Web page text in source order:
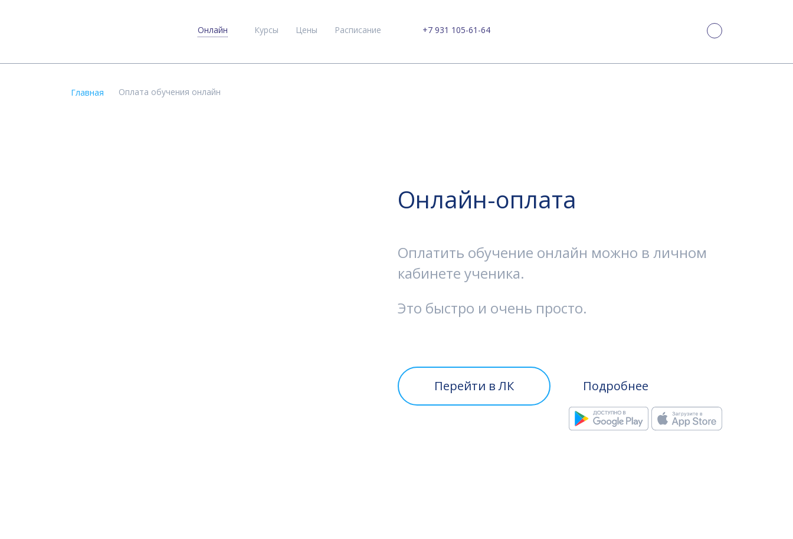
Онлайн Курсы Цены Расписание +7 931 105-61-64
Главная Оплата обучения онлайн
Онлайн-оплата
Оплатить обучение онлайн можно в личном
кабинете ученика.
Это быстро и очень просто.
Перейти в ЛК Подробнее